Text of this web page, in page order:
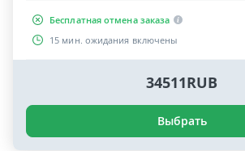
Бесплатная отмена заказа
15 мин. ожидания включены
34511RUB
Выбрать